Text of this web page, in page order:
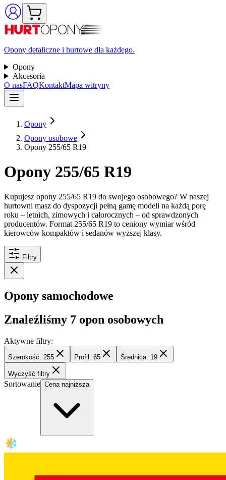
Opony detaliczne i hurtowe dla każdego.
Opony
Akcesoria
O nasFAQKontaktMapa witryny
Opony
Opony osobowe
Opony 255/65 R19
Opony 255/65 R19
Kupujesz opony 255/65 R19 do swojego osobowego? W naszej
hurtowni masz do dyspozycji pełną gamę modeli na każdą porę
roku – letnich, zimowych i całorocznych – od sprawdzonych
producentów. Format 255/65 R19 to ceniony wymiar wśród
kierowców kompaktów i sedanów wyższej klasy.
Filtry
Opony samochodowe
Znaleźliśmy 7 opon osobowych
Aktywne filtry:
Szerokość: 255 Profil: 65 Średnica: 19
Wyczyść filtry
Sortowanie Cena najniższa